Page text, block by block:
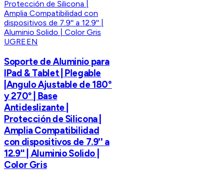
UGREEN
Soporte de Aluminio para
IPad & Tablet | Plegable
|Angulo Ajustable de 180°
y 270° | Base
Antideslizante |
Protección de Silicona |
Amplia Compatibilidad
con dispositivos de 7.9'' a
12.9'' | Aluminio Solido |
Color Gris